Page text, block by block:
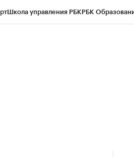
Школа управления РБКРБК